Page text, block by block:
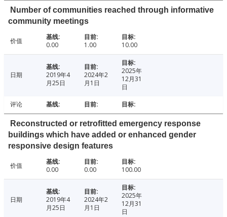
Number of communities reached through informative
community meetings
价值 0.00 1.00 10.00
日期
2019年4
月25日
2024年2
月1日
2025年
12月31
日
评论
Reconstructed or retrofitted emergency response
buildings which have added or enhanced gender
responsive design features
价值 0.00 0.00 100.00
日期
2019年4
月25日
2024年2
月1日
2025年
12月31
日